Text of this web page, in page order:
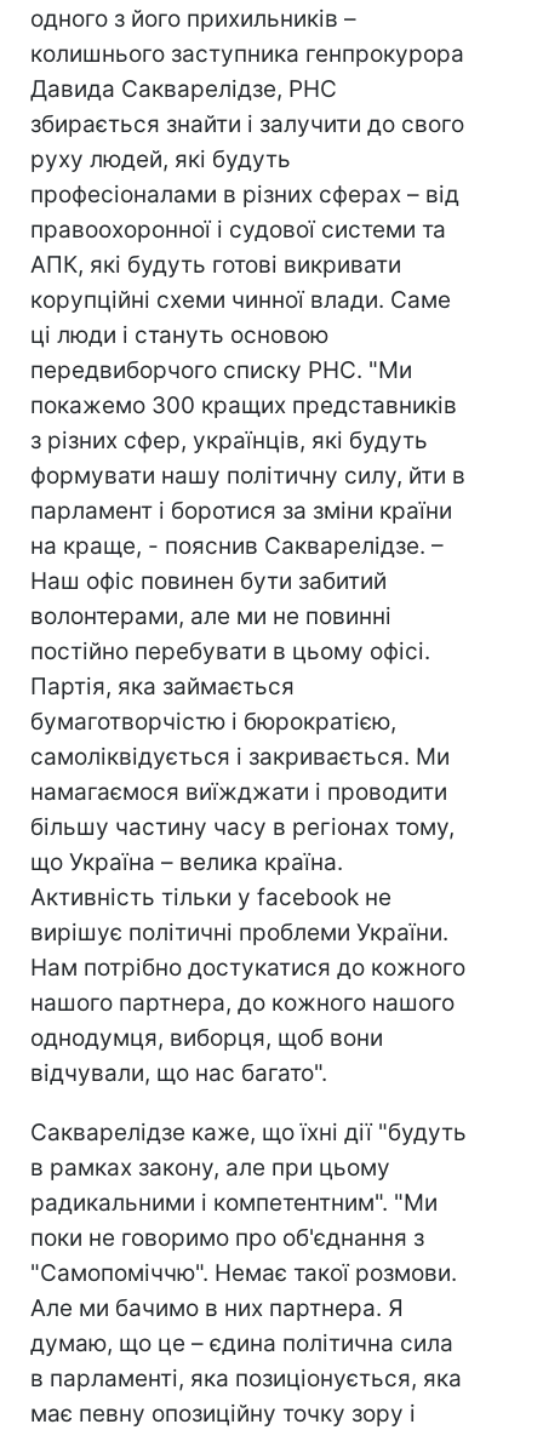
одного з його прихильників –
колишнього заступника генпрокурора
Давида Сакварелідзе, РНС
збирається знайти і залучити до свого
руху людей, які будуть
професіоналами в різних сферах – від
правоохоронної і судової системи та
АПК, які будуть готові викривати
корупційні схеми чинної влади. Саме
ці люди і стануть основою
передвиборчого списку РНС. "Ми
покажемо 300 кращих представників
з різних сфер, українців, які будуть
формувати нашу політичну силу, йти в
парламент і боротися за зміни країни
на краще, - пояснив Сакварелідзе. –
Наш офіс повинен бути забитий
волонтерами, але ми не повинні
постійно перебувати в цьому офісі.
Партія, яка займається
бумаготворчістю і бюрократією,
самоліквідується і закривається. Ми
намагаємося виїжджати і проводити
більшу частину часу в регіонах тому,
що Україна – велика країна.
Активність тільки у facebook не
вирішує політичні проблеми України.
Нам потрібно достукатися до кожного
нашого партнера, до кожного нашого
однодумця, виборця, щоб вони
відчували, що нас багато".
Сакварелідзе каже, що їхні дії "будуть
в рамках закону, але при цьому
радикальними і компетентним". "Ми
поки не говоримо про об'єднання з
"Самопоміччю". Немає такої розмови.
Але ми бачимо в них партнера. Я
думаю, що це – єдина політична сила
в парламенті, яка позиціонується, яка
має певну опозиційну точку зору і